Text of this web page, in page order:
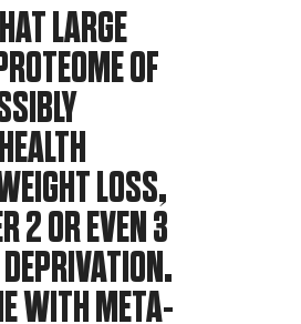
LARGE
OF
LOSS,
2 OR EVEN 3
WITH META-